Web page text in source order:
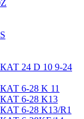
24 D 10 9-24
6-28 K 11
6-28 K13
6-28 K13/R1